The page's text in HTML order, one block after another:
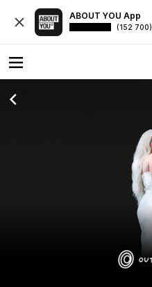
ABOUT YOU App
(152 700)